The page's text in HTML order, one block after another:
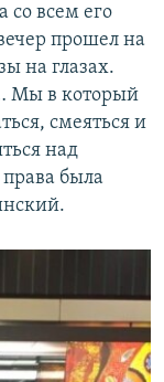
со всем его
прошел на
на глазах.
Мы в который
смеяться и
над
права была